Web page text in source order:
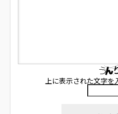
上に表示された文字を